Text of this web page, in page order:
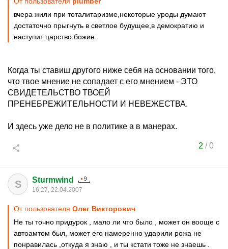
вчера жили при тоталитаризме,некоторые уроды думают
достаточно прыгнуть в светлое будущее,в демократию и
наступит царство божие
Когда ты ставиш другого ниже себя на основании того,
что твое мнение не сопадает с его мнением - ЭТО
СВИДЕТЕЛЬСТВО ТВОЕЙ
ПРЕНЕБРЕЖИТЕЛЬНОСТИ И НЕВЕЖЕСТВА.
И здесь уже дело не в политике а в манерах.
2 /0
S Sturmwind
16:27, 22.04.2007
От пользователя Олег Виктoрoвич
Не ты точно придурок , мало ли что было , может он вооще с
автоамтом был, может его намеренно ударили рожа не
понравилась ,откуда я знаю , и ты кстати тоже не знаешь .